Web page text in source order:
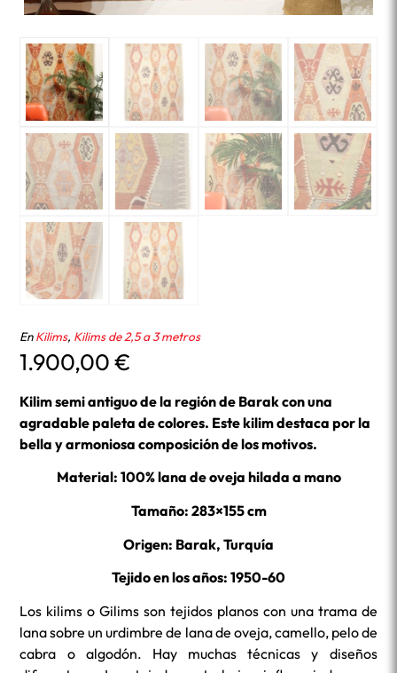
EnKilims, Kilims de 2,5 a 3 metros
1.900,00€
Kilim semi antiguo de la región de Barak con una
agradable paleta de colores. Este kilim destaca por la
bella y armoniosa composición de los motivos.
Material: 100% lana de oveja hilada a mano
Tamaño: 283×155 cm
Origen: Barak, Turquía
Tejido en los años: 1950-60
Los kilims o Gilims son tejidos planos con una trama de
lana sobre un urdimbre de lana de oveja, camello, pelo de
cabra o algodón. Hay muchas técnicas y diseños